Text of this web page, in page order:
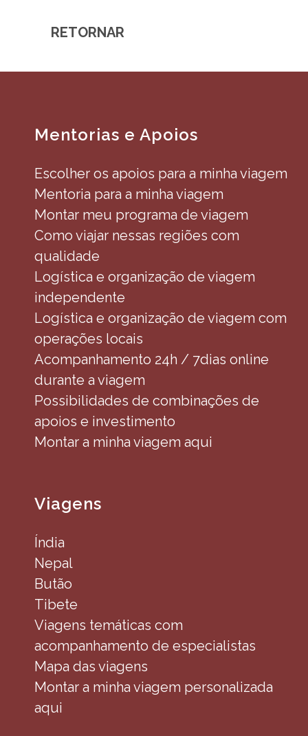
RETORNAR
Mentorias e Apoios
Escolher os apoios para a minha viagem
Mentoria para a minha viagem
Montar meu programa de viagem
Como viajar nessas regiões com
qualidade
Logística e organização de viagem
independente
Logística e organização de viagem com
operações locais
Acompanhamento 24h / 7dias online
durante a viagem
Possibilidades de combinações de
apoios e investimento
Montar a minha viagem aqui
Viagens
Índia
Nepal
Butão
Tibete
Viagens temáticas com
acompanhamento de especialistas
Mapa das viagens
Montar a minha viagem personalizada
aqui